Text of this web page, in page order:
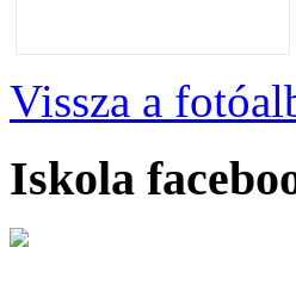
Vissza a
Iskola